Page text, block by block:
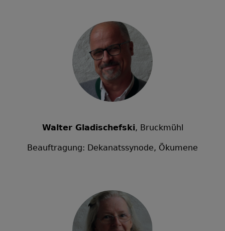
Walter Gladischefski, Bruckmühl
Beauftragung: Dekanatssynode, Ökumene